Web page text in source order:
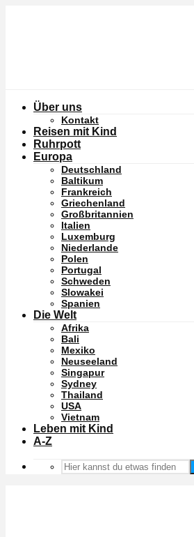
Über uns
Kontakt
Reisen mit Kind
Ruhrpott
Europa
Deutschland
Baltikum
Frankreich
Griechenland
Großbritannien
Italien
Luxemburg
Niederlande
Polen
Portugal
Schweden
Slowakei
Spanien
Die Welt
Afrika
Bali
Mexiko
Neuseeland
Singapur
Sydney
Thailand
USA
Vietnam
Leben mit Kind
A-Z